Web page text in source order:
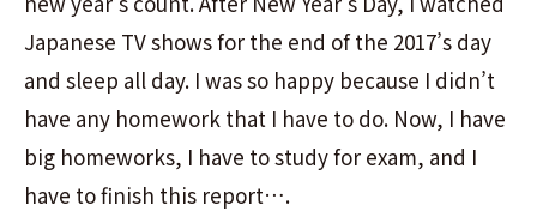
Japanese TV shows for the end of the 2017’s day
and sleep all day. I was so happy because I didn’t
have any homework that I have to do. Now, I have
big homeworks, I have to study for exam, and I
have to finish this report….